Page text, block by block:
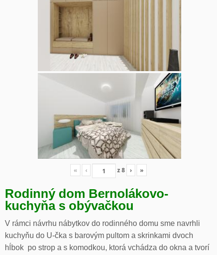
« ‹ z8 › »
Rodinný dom Bernolákovo-
kuchyňa s obývačkou
V rámci návrhu nábytkov do rodinného domu sme navrhli
kuchyňu do U-čka s barovým pultom a skrinkami dvoch
hĺbok po strop a s komodkou, ktorá vchádza do okna a tvorí